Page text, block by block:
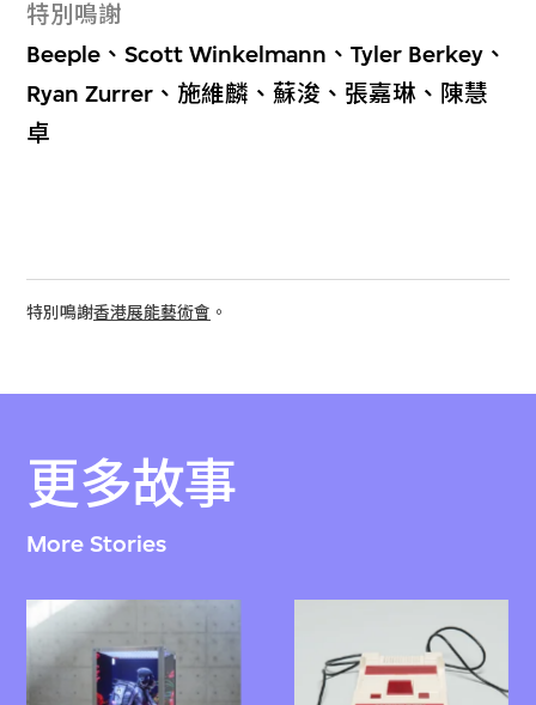
特別鳴謝
Beeple、Scott Winkelmann、Tyler Berkey、
Ryan Zurrer、施維麟、蘇浚、張嘉琳、陳慧
卓
特別鳴謝香港展能藝術會 。
更多故事
More Stories